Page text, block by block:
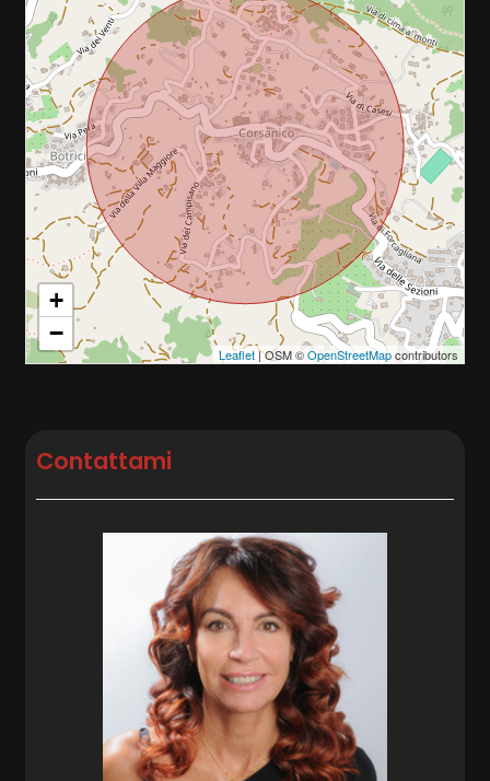
Impianto Elettrico: A norma
Sanitari sospesi
Infissi in legno
Predisposizione allarme
+
−
Leaflet| OSM ©OpenStreetMapcontributors
Contattami